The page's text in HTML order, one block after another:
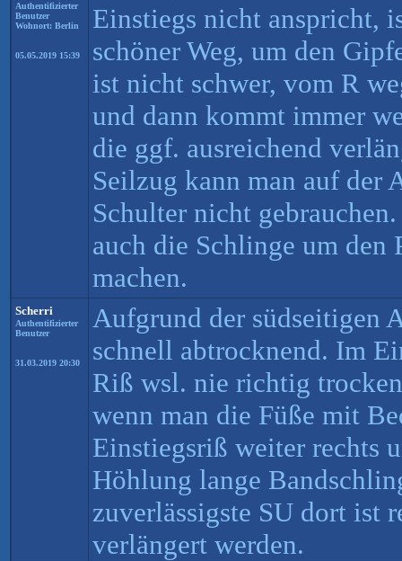
Authentifizierter
Benutzer
Wohnort: Berlin
05.05.2019 15:39
Einstiegs nicht anspricht,
schöner Weg, um den
ist nicht schwer, vom R
und dann kommt immer
die ggf. ausreichend
Seilzug kann man auf der
Schulter nicht
auch die Schlinge um
machen.
Scherri
Authentifizierter
Benutzer
31.03.2019 20:30
Aufgrund der südseitigen
schnell abtrocknend. Im
Riß wsl. nie richtig
wenn man die Füße mit
Einstiegsriß weiter rechts
Höhlung lange
zuverlässigste SU dort ist
verlängert werden.